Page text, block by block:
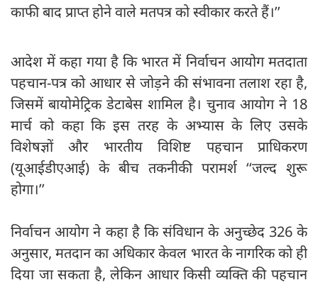
काफी बाद प्राप्त होने वाले मतपत्र को स्वीकार करते हैं।’’
आदेश में कहा गया है कि भारत में निर्वाचन आयोग मतदाता
पहचान-पत्र को आधार से जोड़ने की संभावना तलाश रहा है,
जिसमें बायोमेट्रिक डेटाबेस शामिल है। चुनाव आयोग ने 18
मार्च को कहा कि इस तरह के अभ्यास के लिए उसके
विशेषज्ञों और भारतीय विशिष्ट पहचान प्राधिकरण
(यूआईडीएआई) के बीच तकनीकी परामर्श ‘‘जल्द शुरू
होगा।’’
निर्वाचन आयोग ने कहा है कि संविधान के अनुच्छेद 326 के
अनुसार, मतदान का अधिकार केवल भारत के नागरिक को ही
दिया जा सकता है, लेकिन आधार किसी व्यक्ति की पहचान